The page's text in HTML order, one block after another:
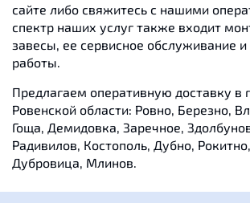
сайте либо свяжитесь с нашими
спектр наших услуг также входит
завесы, ее сервисное обслуживание
работы.
Предлагаем оперативную доставку в
Ровенской области: Ровно, Березно,
Гоща, Демидовка, Заречное,
Радивилов, Костополь, Дубно,
Дубровица, Млинов.